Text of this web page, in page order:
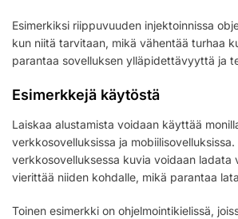
Esimerkiksi riippuvuuden injektoinnissa
kun niitä tarvitaan, mikä vähentää turhaa
parantaa sovelluksen ylläpidettävyyttä ja
Esimerkkejä käytöstä
Laiskaa alustamista voidaan käyttää
verkkosovelluksissa ja mobiilisovelluksissa.
verkkosovelluksessa kuvia voidaan ladata
vierittää niiden kohdalle, mikä parantaa
Toinen esimerkki on ohjelmointikielissä,